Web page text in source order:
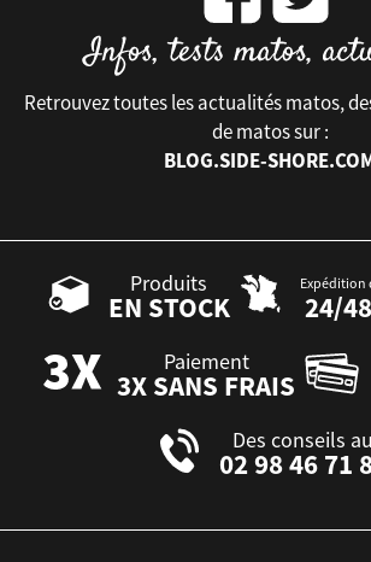
Retrouvez toutes les actualités matos,
de matos sur :
BLOG.SIDE-
Produits
EN STOCK
Expédition
24/
Paiement
3X SANS FRAIS
Des conseils au
02 98 46 71